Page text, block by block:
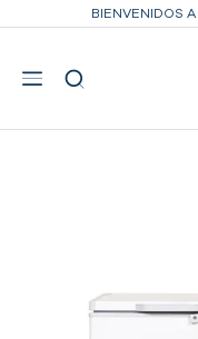
BIENVENIDOS